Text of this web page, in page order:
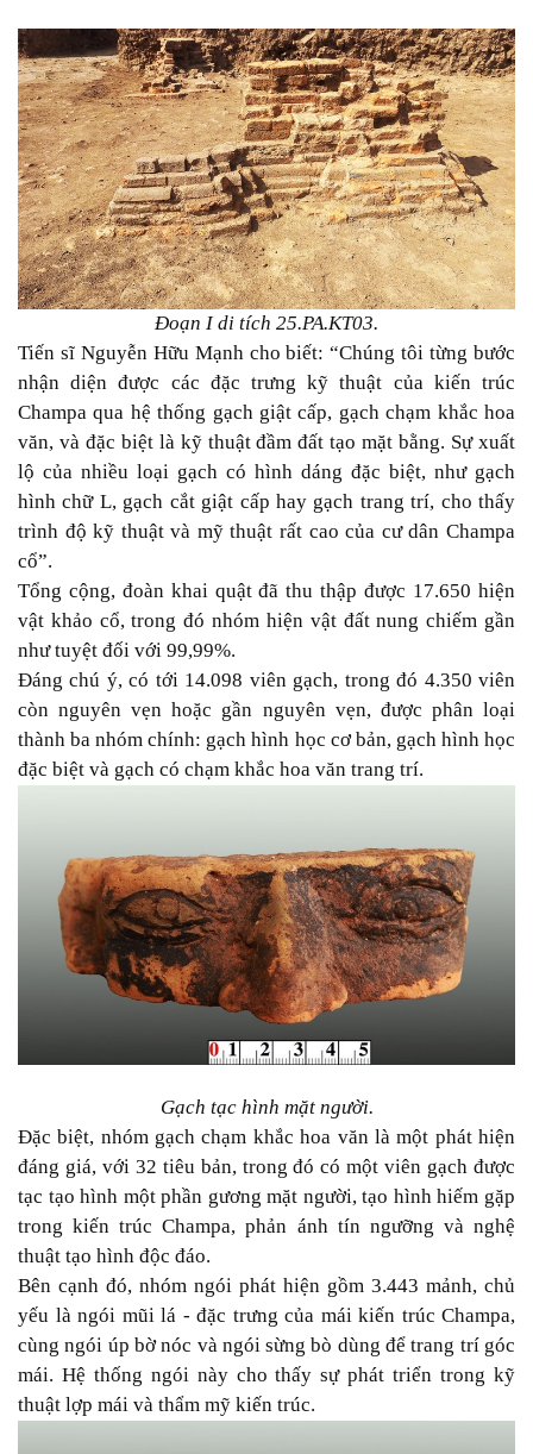
Đoạn I di tích 25.PA.KT03.
Tiến sĩ Nguyễn Hữu Mạnh cho biết: “Chúng tôi từng bước
nhận diện được các đặc trưng kỹ thuật của kiến trúc
Champa qua hệ thống gạch giật cấp, gạch chạm khắc hoa
văn, và đặc biệt là kỹ thuật đầm đất tạo mặt bằng. Sự xuất
lộ của nhiều loại gạch có hình dáng đặc biệt, như gạch
hình chữ L, gạch cắt giật cấp hay gạch trang trí, cho thấy
trình độ kỹ thuật và mỹ thuật rất cao của cư dân Champa
cổ”.
Tổng cộng, đoàn khai quật đã thu thập được 17.650 hiện
vật khảo cổ, trong đó nhóm hiện vật đất nung chiếm gần
như tuyệt đối với 99,99%.
Đáng chú ý, có tới 14.098 viên gạch, trong đó 4.350 viên
còn nguyên vẹn hoặc gần nguyên vẹn, được phân loại
thành ba nhóm chính: gạch hình học cơ bản, gạch hình học
đặc biệt và gạch có chạm khắc hoa văn trang trí.
Gạch tạc hình mặt người.
Đặc biệt, nhóm gạch chạm khắc hoa văn là một phát hiện
đáng giá, với 32 tiêu bản, trong đó có một viên gạch được
tạc tạo hình một phần gương mặt người, tạo hình hiếm gặp
trong kiến trúc Champa, phản ánh tín ngưỡng và nghệ
thuật tạo hình độc đáo.
Bên cạnh đó, nhóm ngói phát hiện gồm 3.443 mảnh, chủ
yếu là ngói mũi lá - đặc trưng của mái kiến trúc Champa,
cùng ngói úp bờ nóc và ngói sừng bò dùng để trang trí góc
mái. Hệ thống ngói này cho thấy sự phát triển trong kỹ
thuật lợp mái và thẩm mỹ kiến trúc.